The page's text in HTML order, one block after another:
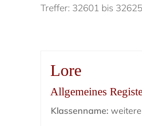
Treffer: 32601 bis
Lore
Allgemeines
Klassenname: weitere